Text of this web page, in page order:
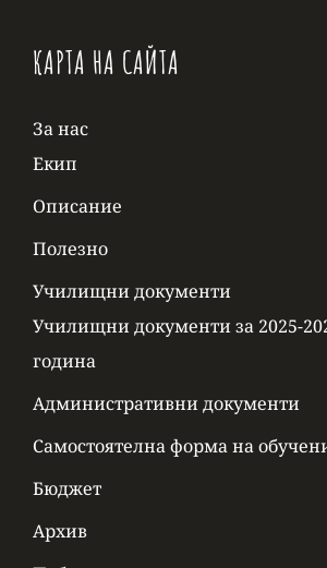
КАРТА НА САЙТА
За нас
Екип
Описание
Полезно
Училищни документи
Училищни документи за 2025-
година
Административни документи
Самостоятелна форма на
Бюджет
Архив